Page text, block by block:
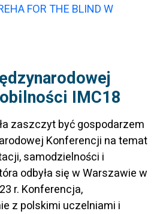
FOR THE BLIND W
IMC18
zaszczyt być gospodarzem
Konferencji na temat
samodzielności i
odbyła się w Warszawie w
r. Konferencja,
z polskimi uczelniami i